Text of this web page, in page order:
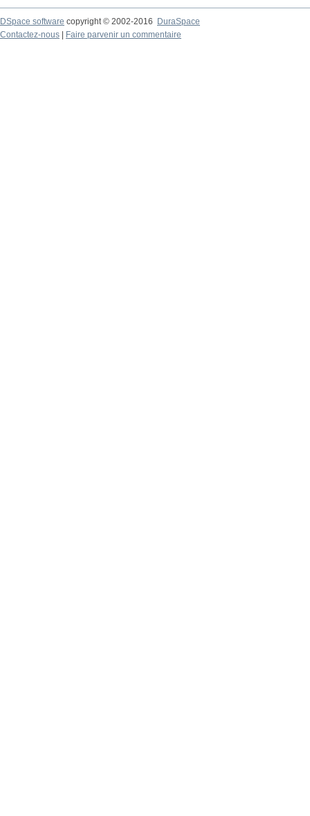
DSpace software copyright © 2002-2016
DuraSpace
Contactez-nous
Faire parvenir un commentaire